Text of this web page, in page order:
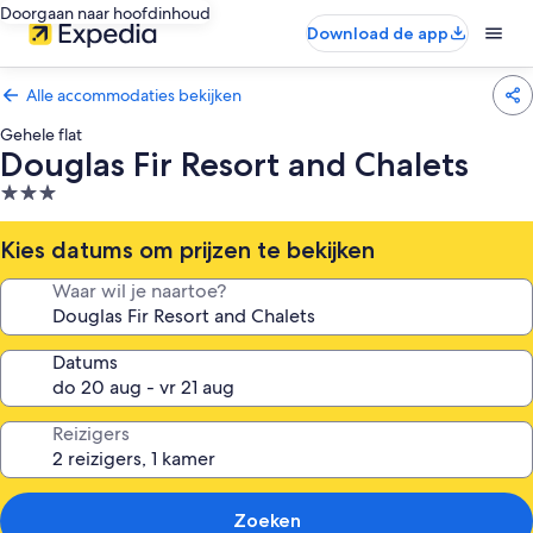
Doorgaan naar hoofdinhoud
Download de app
Alle accommodaties bekijken
Gehele flat
Douglas Fir Resort and Chalets
3.0-
sterrenaccommodatie
Kies datums om prijzen te bekijken
Waar wil je naartoe?
Datums
Reizigers
Zoeken